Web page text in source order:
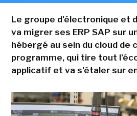
Le groupe d'électronique et
va migrer ses ERP SAP sur
hébergé au sein du cloud de
programme, qui tire tout
applicatif et va s'étaler sur